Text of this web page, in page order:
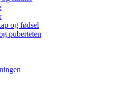
og fødsel
puberteten